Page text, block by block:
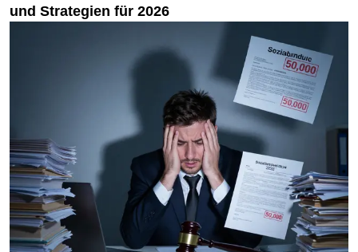
und Strategien für 2026